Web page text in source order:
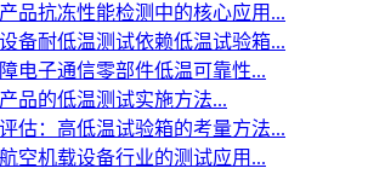
品抗冻性能检测中的核心应用...
备耐低温测试依赖低温试验箱...
电子通信零部件低温可靠性...
品的低温测试实施方法...
估：高低温试验箱的考量方法...
空机载设备行业的测试应用...